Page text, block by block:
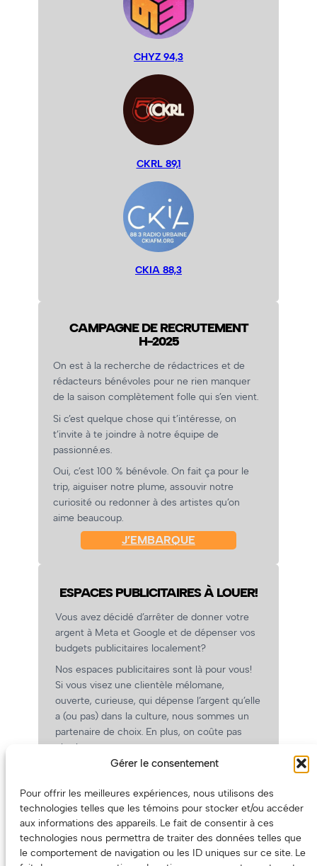
Gérer le consentement
Pour offrir les meilleures expériences, nous utilisons des
technologies telles que les témoins pour stocker et/ou accéder
aux informations des appareils. Le fait de consentir à ces
technologies nous permettra de traiter des données telles que
le comportement de navigation ou les ID uniques sur ce site. Le
CHYZ 94,3
CKRL 89,1
CKIA 88,3
CAMPAGNE DE RECRUTEMENT
H-2025
On est à la recherche de rédactrices et de
rédacteurs bénévoles pour ne rien manquer
de la saison complètement folle qui s’en vient.
Si c’est quelque chose qui t’intéresse, on
t’invite à te joindre à notre équipe de
passionné.es.
Oui, c’est 100 % bénévole. On fait ça pour le
trip, aiguiser notre plume, assouvir notre
curiosité ou redonner à des artistes qu’on
aime beaucoup.
J’EMBARQUE
ESPACES PUBLICITAIRES À LOUER!
Vous avez décidé d’arrêter de donner votre
argent à Meta et Google et de dépenser vos
budgets publicitaires localement?
Nos espaces publicitaires sont là pour vous!
Si vous visez une clientèle mélomane,
ouverte, curieuse, qui dépense l’argent qu’elle
a (ou pas) dans la culture, nous sommes un
partenaire de choix. En plus, on coûte pas
cher!
On prépare une grille tarifaire intéressante et
(Oui, on va avoir des tarifs spéciaux pour
vous, les artistes!)